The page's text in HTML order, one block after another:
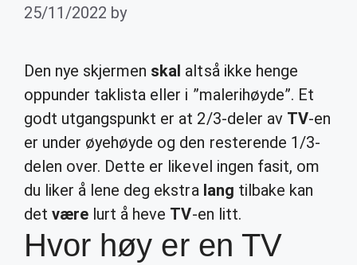
25/11/2022 by
Den nye skjermen skal altså ikke henge
oppunder taklista eller i ”malerihøyde”. Et
godt utgangspunkt er at 2/3-deler av TV-en
er under øyehøyde og den resterende 1/3-
delen over. Dette er likevel ingen fasit, om
du liker å lene deg ekstra lang tilbake kan
detvære lurt å heve TV-en litt.
Hvor høy er en TV